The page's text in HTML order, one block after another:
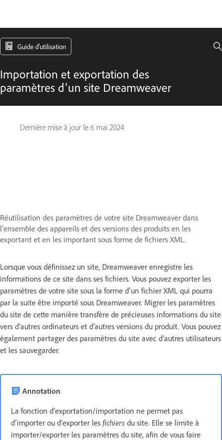
Guide d'utilisation
Importation et exportation des
paramètres d’un site Dreamweaver
Dernière mise à jour le 6 mai 2024
Réutilisation des paramètres de votre site Dreamweaver dans
l’ensemble des appareils et des versions des produits en les
exportant et en les important sous forme de fichiers XML.
Lorsque vous définissez un site, Dreamweaver enregistre les
informations de ce site dans ses fichiers. Vous pouvez exporter les
paramètres de votre site sous la forme d’un fichier XML qui pourra
par la suite être importé sous Dreamweaver. Migrer les paramètres
du site de cette manière transfère de précieuses informations du site
vers d’autres ordinateurs et d’autres versions du produit. Vous pouvez
également partager des paramètres du site avec d’autres utilisateurs
et les sauvegarder.
Annotation
La fonction d’exportation/importation ne permet pas
d’importer ou d’exporter les fichiers du site. Elle se limite à
importer/exporter les paramètres du site, afin de vous faire